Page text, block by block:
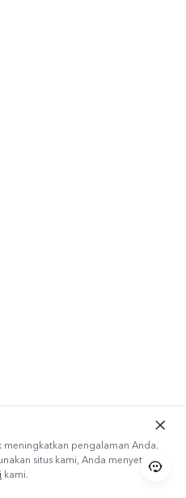
meningkatkan pengalaman Anda.
situs kami, Anda menyetujui
kami.